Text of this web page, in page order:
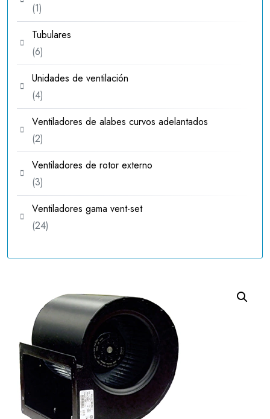
11
producto
Tubulares
66
productos
Unidades de ventilación
44
productos
Ventiladores de alabes curvos adelantados
22
productos
Ventiladores de rotor externo
33
productos
Ventiladores gama vent-set
2424